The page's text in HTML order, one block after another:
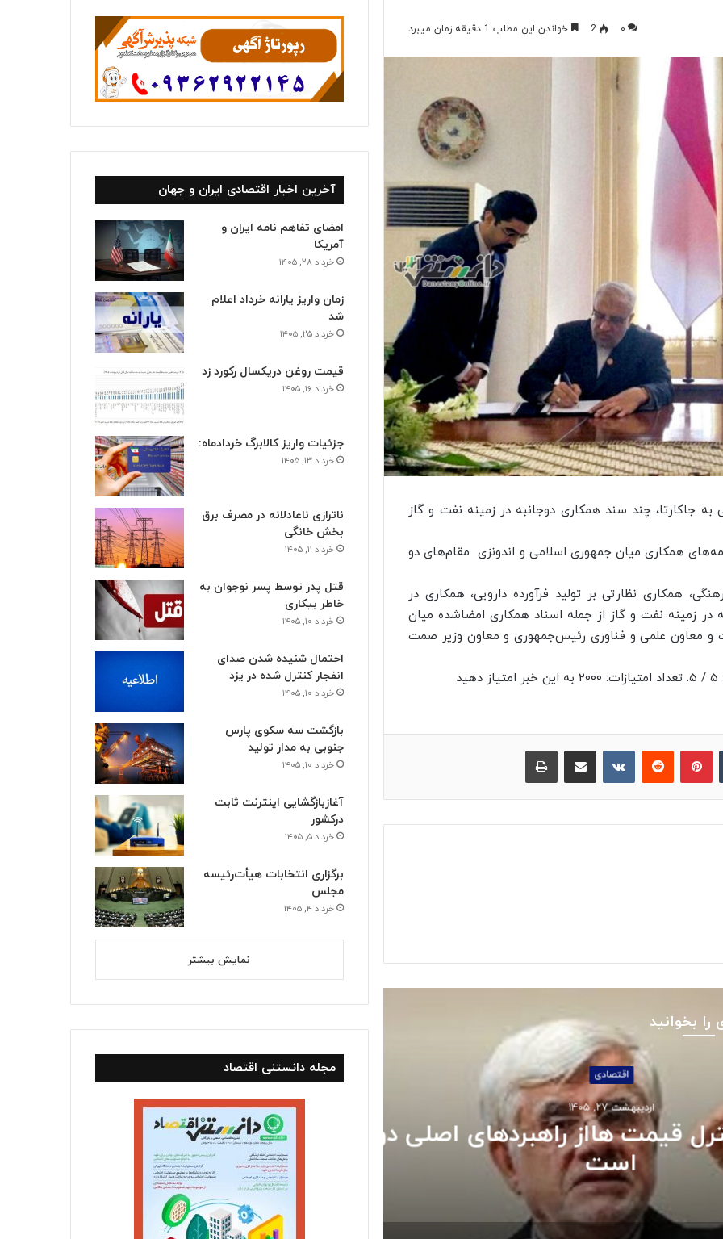
۰ 2 خواندن این مطلب 1 دقیقه زمان میبرد
جاکارتا، چند سند همکاری دوجانبه در زمینه نفت و گاز
همکاری میان جمهوری اسلامی و اندونزی مقام‌های دو
همکاری نظارتی بر تولید فرآورده‌ دارویی، همکاری در
در زمینه نفت و گاز از جمله اسناد همکاری امضاشده میان
و معاون علمی و فناوری رئیس‌جمهوری و معاون وزیر صمت
پینترست ‫رددیت
را بخوانید
۲۷, ۱۴۰۵
هااز راهبردهای اصلی دولت
قیمت طلا در۲۷ اردیبهشت ۱۴۰۵
آخرین اخبار اقتصادی ایران و جهان
امضای تفاهم نامه ایران و
آمریکا
خرداد ۲۸, ۱۴۰۵
زمان واریز یارانه خرداد اعلام
شد
خرداد ۲۵, ۱۴۰۵
قیمت روغن دریکسال رکورد زد
خرداد ۱۶, ۱۴۰۵
جزئیات واریز کالابرگ خردادماه:
خرداد ۱۳, ۱۴۰۵
ناترازی ناعادلانه در مصرف برق
بخش خانگی
خرداد ۱۱, ۱۴۰۵
قتل پدر توسط پسر نوجوان به
خاطر بیکاری
خرداد ۱۰, ۱۴۰۵
احتمال شنیده شدن صدای
انفجار کنترل شده در یزد
خرداد ۱۰, ۱۴۰۵
بازگشت سه سکوی پارس
جنوبی به مدار تولید
خرداد ۱۰, ۱۴۰۵
آغازبازگشایی اینترنت ثابت
درکشور
خرداد ۵, ۱۴۰۵
برگزاری انتخابات هیأت‌رئیسه
مجلس
خرداد ۴, ۱۴۰۵
نمایش بیشتر
مجله دانستنی اقتصاد